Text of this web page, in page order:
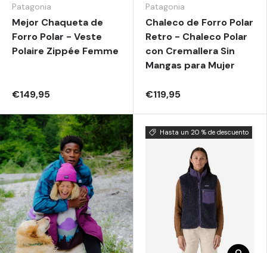
Patagonia
Mejor Chaqueta de
Forro Polar - Veste
Polaire Zippée Femme
€149,95
Patagonia
Chaleco de Forro Polar
Retro - Chaleco Polar
con Cremallera Sin
Mangas para Mujer
€119,95
Hasta un 20 % de descuento